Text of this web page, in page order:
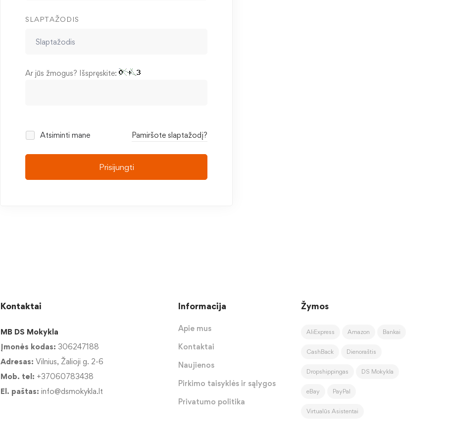
SLAPTAŽODIS
Ar jūs žmogus? Išspręskite:
Atsiminti mane Pamiršote slaptažodį?
Prisijungti
Kontaktai
MB DS Mokykla
Įmonės kodas: 306247188
Adresas: Vilnius, Žalioji g. 2-6
Mob. tel: +37060783438
El. paštas: info@dsmokykla.lt
Informacija
Apie mus
Kontaktai
Naujienos
Pirkimo taisyklės ir sąlygos
Privatumo politika
Žymos
AliExpress Amazon Bankai
CashBack Dienoraštis
Dropshippingas DS Mokykla
eBay PayPal
Virtualūs Asistentai